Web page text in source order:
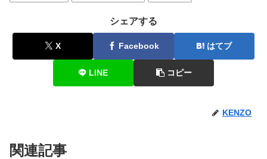
シェアする
X Facebook はてブ
LINE コピー
KENZO
関連記事